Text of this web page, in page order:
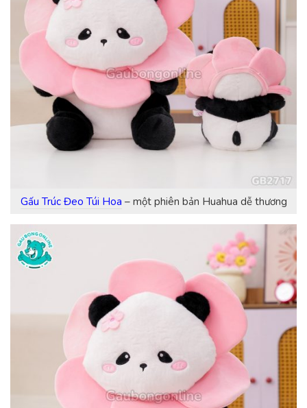
Gấu Trúc Đeo Túi Hoa – một phiên bản Huahua dễ thương